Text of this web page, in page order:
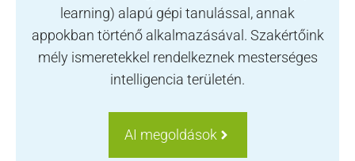
learning) alapú gépi tanulással, annak
appokban történő alkalmazásával. Szakértőink
mély ismeretekkel rendelkeznek mesterséges
intelligencia területén.
AI megoldások